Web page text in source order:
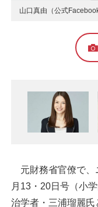
山口真由（公式
元財務省官僚で、
月13・20日号（小
治学者・三浦瑠麗